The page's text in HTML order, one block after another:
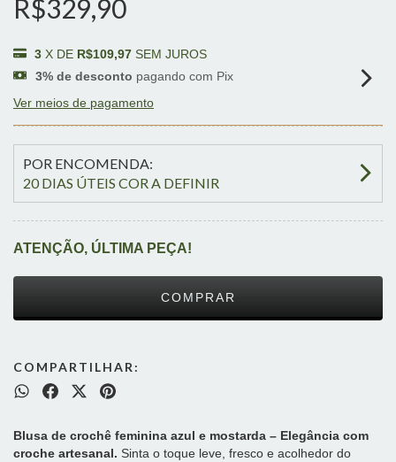
R$329,90
3 X DE R$109,97 SEM JUROS
3% de desconto pagando com Pix
Ver meios de pagamento
POR ENCOMENDA:
20 DIAS ÚTEIS COR A DEFINIR
ATENÇÃO, ÚLTIMA PEÇA!
COMPARTILHAR:
Blusa de crochê feminina azul e mostarda – Elegância com
croche artesanal. Sinta o toque leve, fresco e acolhedor do